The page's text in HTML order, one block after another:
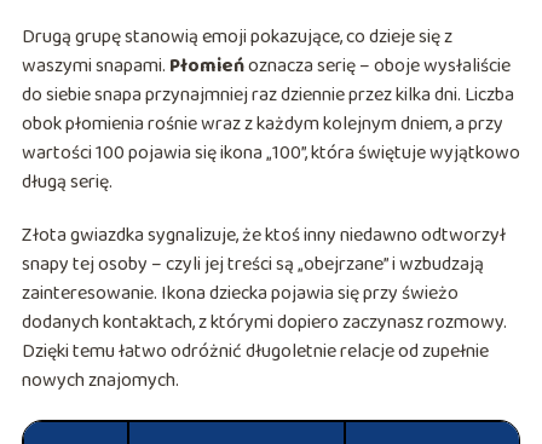
Drugą grupę stanowią emoji pokazujące, co dzieje się z
waszymi snapami. Płomieńoznacza serię – oboje wysłaliście
do siebie snapa przynajmniej raz dziennie przez kilka dni. Liczba
obok płomienia rośnie wraz z każdym kolejnym dniem, a przy
wartości 100 pojawia się ikona „100”, która świętuje wyjątkowo
długą serię.
Złota gwiazdka sygnalizuje, że ktoś inny niedawno odtworzył
snapy tej osoby – czyli jej treści są „obejrzane” i wzbudzają
zainteresowanie. Ikona dziecka pojawia się przy świeżo
dodanych kontaktach, z którymi dopiero zaczynasz rozmowy.
Dzięki temu łatwo odróżnić długoletnie relacje od zupełnie
nowych znajomych.